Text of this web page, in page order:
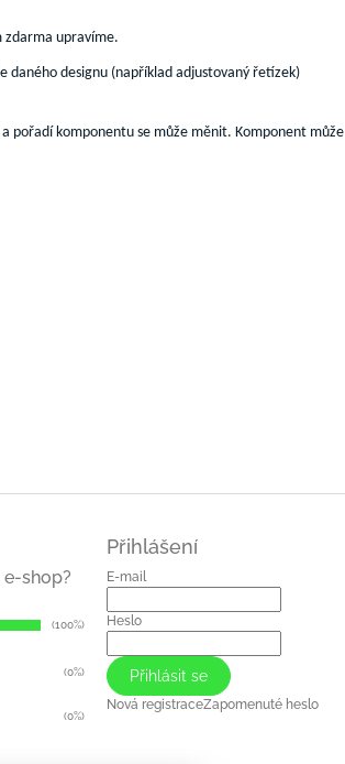
zdarma upravíme.
daného designu (například adjustovaný řetízek)
pořadí komponentu se může měnit. Komponent může
e-shop?
(100%)
(0%)
(0%)
Přihlášení
E-mail
Heslo
Přihlásit se
Nová registraceZapomenuté heslo